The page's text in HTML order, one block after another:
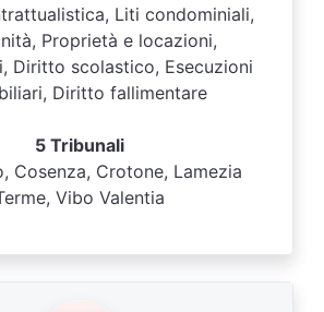
Liti condominiali,
Proprietà e locazioni,
Diritto scolastico, Esecuzioni
Diritto fallimentare
5 Tribunali
Cosenza, Crotone, Lamezia
Vibo Valentia